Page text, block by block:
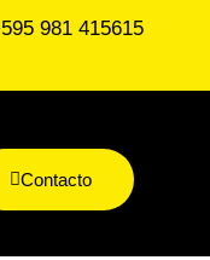
981 415615
Contacto